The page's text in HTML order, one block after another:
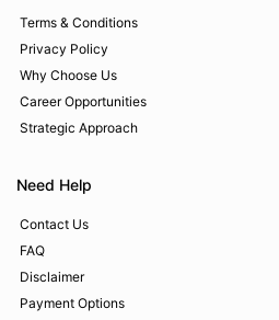
Terms & Conditions
Privacy Policy
Why Choose Us
Career Opportunities
Strategic Approach
Need Help
Contact Us
FAQ
Disclaimer
Payment Options